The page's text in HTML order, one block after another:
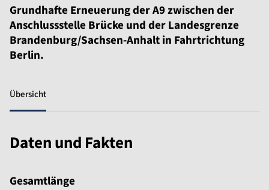
Grundhafte Erneuerung der A9 zwischen der
Anschlussstelle Brücke und der Landesgrenze
Brandenburg/Sachsen-Anhalt in Fahrtrichtung
Berlin.
Übersicht
Daten und Fakten
Gesamtlänge